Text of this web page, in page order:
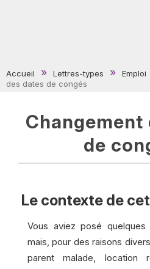
Accueil Lettres-types Emploi
des dates de congés
Changement
de
Le contexte de
Vous aviez posé
mais, pour des raisons
parent malade, location